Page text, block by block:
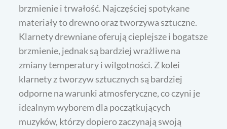
brzmienie i trwałość. Najczęściej spotykane
materiały to drewno oraz tworzywa sztuczne.
Klarnety drewniane oferują cieplejsze i bogatsze
brzmienie, jednak są bardziej wrażliwe na
zmiany temperatury i wilgotności. Z kolei
klarnety z tworzyw sztucznych są bardziej
odporne na warunki atmosferyczne, co czyni je
idealnym wyborem dla początkujących
muzyków, którzy dopiero zaczynają swoją